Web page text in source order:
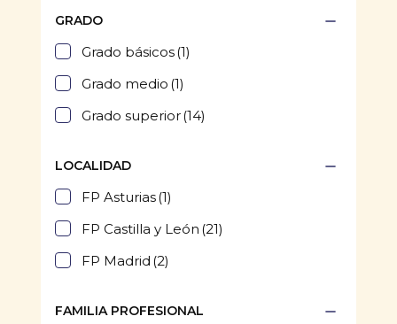
GRADO
Grado básicos(1)
Grado medio (1)
Grado superior(14)
LOCALIDAD
FP Asturias(1)
FP Castilla y León (21)
FP Madrid (2)
FAMILIA PROFESIONAL